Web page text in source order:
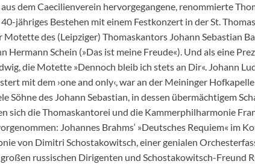
dem Caecilienverein hervorgegangene, renommierte
jähriges Bestehen mit einem Festkonzert in der St.
des (Leipziger) Thomaskantors Johann Sebastian
Hermann Schein (»Das ist meine Freude«). Und als eine
die Motette »Dennoch bleib ich stets an Dir«. Johann
mit dem ›one and only‹, war an der Meininger
Söhne des Johann Sebastian, in dessen übermächtigem
sich die Thomaskantorei und die Kammerphilharmonie
Johannes Brahms‘ »Deutsches Requiem« im
von Dimitri Schostakowitsch, einer genialen
russischen Dirigenten und Schostakowitsch-Freund